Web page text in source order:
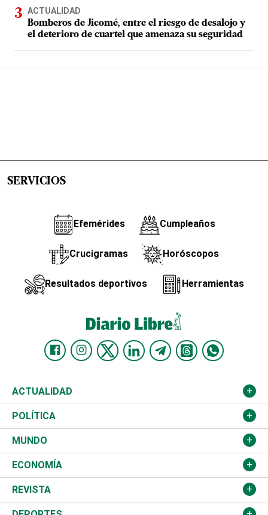
ACTUALIDAD
Bomberos de Jicomé, entre el riesgo de desalojo y
el deterioro de cuartel que amenaza su seguridad
SERVICIOS
Efemérides Cumpleaños
Crucigramas Horóscopos
Resultados deportivos Herramientas
ACTUALIDAD
Nacional
Ciudad
Educación
Salud
Justicia
POLÍTICA
Partidos
JCE
TSE
Congreso Nacional
MUNDO
Estados Unidos
América Latina
Haití
ECONOMÍA
Finanzas
REVISTA